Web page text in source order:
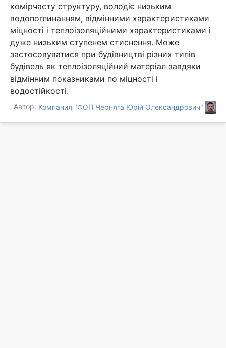
комірчасту структуру, володіє низьким
водопоглинанням, відмінними характеристиками
міцності і теплоізоляційними характеристиками і
дуже низьким ступенем стиснення. Може
застосовуватися при будівництві різних типів
будівель як теплоізоляційний матеріал завдяки
відмінним показниками по міцності і
водостійкості.
Автор: Компания "ФОП Черняга Юрій Олександрович"